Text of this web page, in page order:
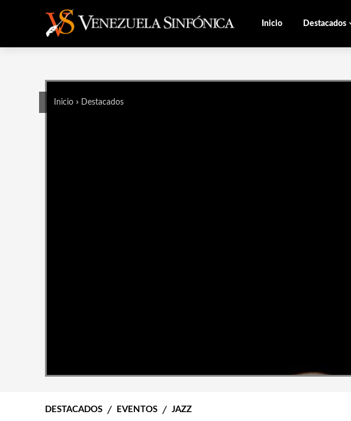
Inicio Destacados
Inicio Destacados
DESTACADOS EVENTOS JAZZ